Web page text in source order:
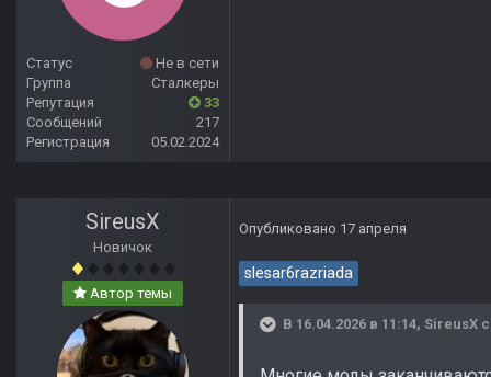
Статус
Не в сети
Группа
Сталкеры
Репутация
33
Сообщений
217
Регистрация
05.02.2024
SireusX
Новичок
Автор темы
Опубликовано 17 апреля
slesar6razriada
В 16.04.2026 в 11:14, SireusX